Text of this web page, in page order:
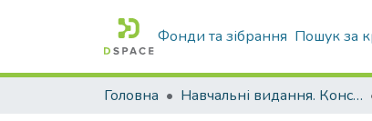
Фонди та зібрання Пошук за
Головна Навчальні видання. Конспекти лекцій